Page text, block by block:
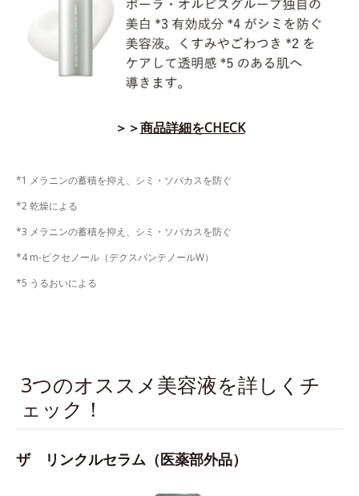
＞＞商品詳細をCHECK
*1 メラニンの蓄積を抑え、シミ・ソバカスを防ぐ
*2 乾燥による
*3 メラニンの蓄積を抑え、シミ・ソバカスを防ぐ
*4 m-ピクセノール（デクスパンテノールW）
*5 うるおいによる
3つのオススメ美容液を詳しくチ
ェック！
ザ リンクルセラム（医薬部外品）